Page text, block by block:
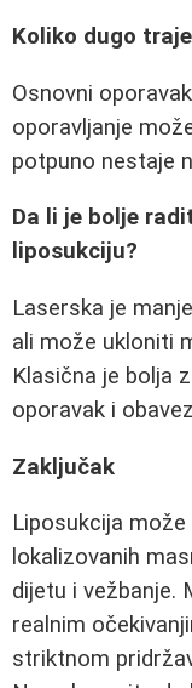
Koliko dugo
Osnovni
oporavljanje
potpuno nestaje
Da li je bolje
liposukciju?
Laserska je
ali može ukloniti
Klasična je bolja
oporavak i
Zaključak
Liposukcija
lokalizovanih
dijetu i vežbanje.
realnim
striktnom